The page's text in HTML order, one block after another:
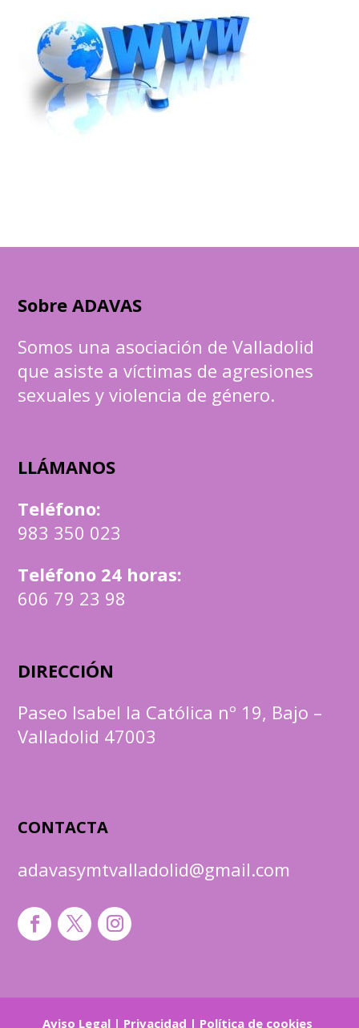
Sobre ADAVAS
Somos una asociación de Valladolid
que asiste a víctimas de agresiones
sexuales y violencia de género.
LLÁMANOS
Teléfono:
983 350 023
Teléfono 24 horas:
606 79 23 98
DIRECCIÓN
Paseo Isabel la Católica nº 19, Bajo –
Valladolid 47003
CONTACTA
adavasymtvalladolid@gmail.com
Aviso Legal | Privacidad | Política de cookies